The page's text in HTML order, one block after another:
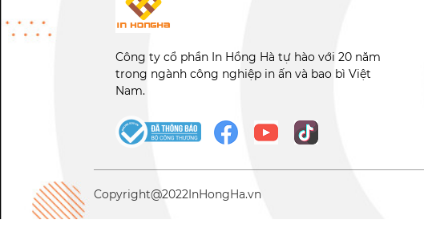
Công ty cổ phần In Hồng Hà tự hào với 20 năm
trong ngành công nghiệp in ấn và bao bì Việt
Nam.
Copyright@2022InHongHa.vn